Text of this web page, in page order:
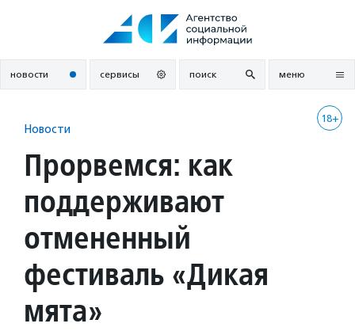
новости сервисы поиск меню
18+
Новости
Прорвемся: как
поддерживают
отмененный
фестиваль «Дикая
мята»